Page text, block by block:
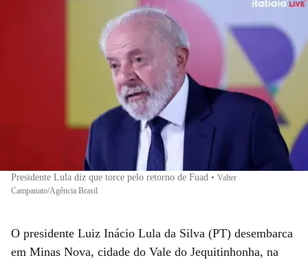
Presidente Lula diz que torce pelo retorno de Fuad • Valter
Campanato/Agência Brasil
O presidente Luiz Inácio Lula da Silva (PT) desembarca
em Minas Nova, cidade do Vale do Jequitinhonha, na